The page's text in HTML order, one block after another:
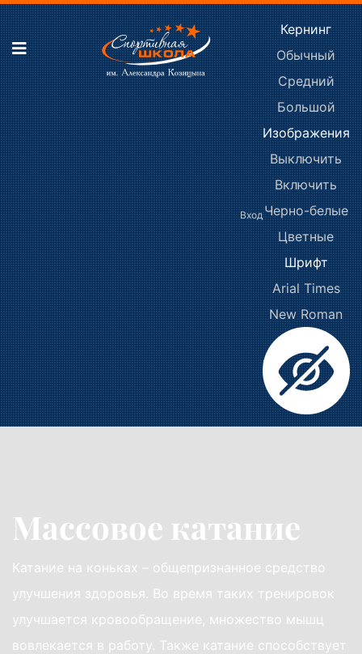
Кернинг
Обычный
Средний
Большой
Изображения
Выключить
Включить
Черно-белые
Цветные
Шрифт
Arial Times
New Roman
Вход
Массовое катание
Катание на коньках – общепризнанное средство
улучшения здоровья. Во время таких тренировок
улучшается кровообращение, множество мышц
вовлекается в работу. Также катание способствует